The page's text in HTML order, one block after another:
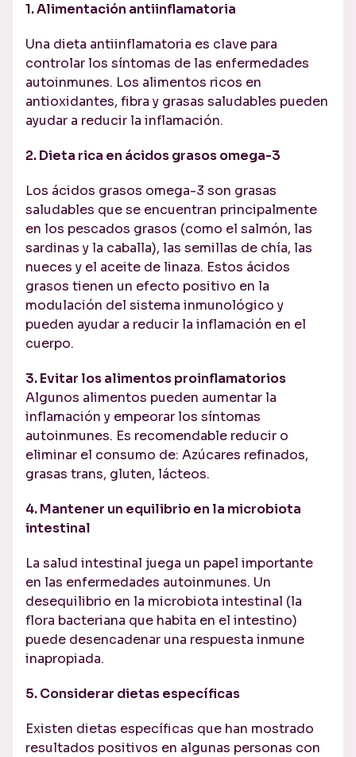
1. Alimentación antiinflamatoria
Una dieta antiinflamatoria es clave para
controlar los síntomas de las enfermedades
autoinmunes. Los alimentos ricos en
antioxidantes, fibra y grasas saludables pueden
ayudar a reducir la inflamación.
2. Dieta rica en ácidos grasos omega-3
Los ácidos grasos omega-3 son grasas
saludables que se encuentran principalmente
en los pescados grasos (como el salmón, las
sardinas y la caballa), las semillas de chía, las
nueces y el aceite de linaza. Estos ácidos
grasos tienen un efecto positivo en la
modulación del sistema inmunológico y
pueden ayudar a reducir la inflamación en el
cuerpo.
3. Evitar los alimentos proinflamatorios
Algunos alimentos pueden aumentar la
inflamación y empeorar los síntomas
autoinmunes. Es recomendable reducir o
eliminar el consumo de: Azúcares refinados,
grasas trans, gluten, lácteos.
4. Mantener un equilibrio en la microbiota
intestinal
La salud intestinal juega un papel importante
en las enfermedades autoinmunes. Un
desequilibrio en la microbiota intestinal (la
flora bacteriana que habita en el intestino)
puede desencadenar una respuesta inmune
inapropiada.
5. Considerar dietas específicas
Existen dietas específicas que han mostrado
resultados positivos en algunas personas con